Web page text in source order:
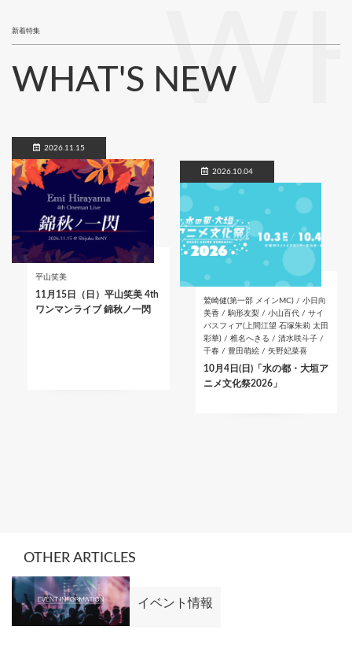
新着特集
WHAT'S NEW
2026.11.15
平山笑美
11月15日（日）平山笑美 4th
ワンマンライブ 錦秋ノ一閃
2026.10.04
鷲崎健(第一部 メインMC) / 小日向
美香 / 駒形友梨 / 小山百代 / サイ
バスフィア(上間江望 石塚朱莉 太田
彩華) / 椎名へきる / 清水咲斗子 /
千春 / 豊田萌絵 / 矢野妃菜喜
10月4日(日)「水の都・大垣ア
ニメ文化祭2026」
OTHER ARTICLES
イベント情報